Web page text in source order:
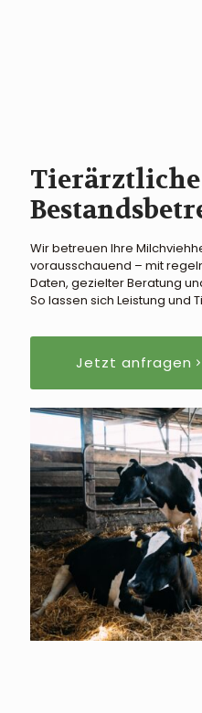
Tierärztliche
Wir betreuen Ihre
vorausschauend – mit
Daten, gezielter Beratung
So lassen sich Leistung und
Jetzt anfragen